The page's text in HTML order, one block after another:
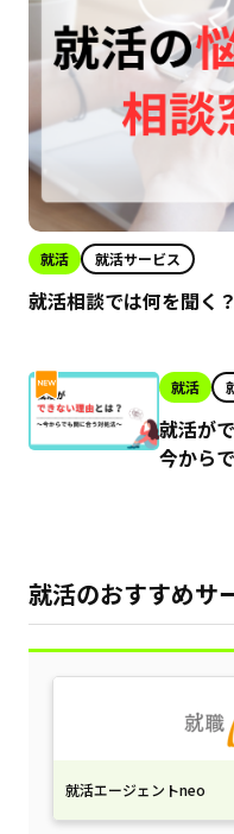
就活 就活サービス
就活相談では何を聞く
就活
就活が
今から
就活のおすすめサ
就活エージェントneo